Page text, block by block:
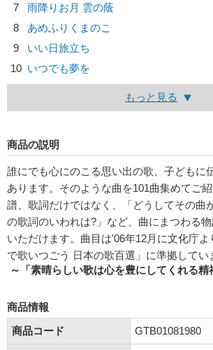
7
雨降りお月 雲の蔭
8
あめふりくまのこ
9
いい日旅立ち
10 いつでも夢を
もっと見る
商品の説明
誰にでも心にのこる思い出の歌、子どもに
あります。そのような曲を101曲集めてご
譜、歌詞だけではなく、「どうしてその曲
の歌詞のいわれは?」など、曲にまつわる
いただけます。曲目は'06年12月に文化庁
で歌いつごう 日本の歌百選」に準拠してい
～「素晴らしい歌は心を豊にしてくれる
商品情報
商品コード
GTB01081980